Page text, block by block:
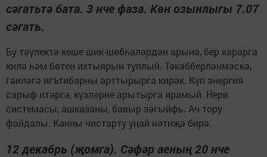
сәгатьтә бата. 3 нче фаза. Көн озынлыгы 7.07
сәгать.
Бу тәүлектә кеше шик-шөбһәләрдән арына, бер карарга
килә һәм бөтен ихтыярын туплый. Тәкәбберләнмәскә,
гаиләгә игътибарны арттырырга кирәк. Күп энергия
сарыф итәргә, күзләрне арытырга ярамый. Нерв
системасы, ашказаны, бавыр зәгыйфь. Ач тору
файдалы. Канны чистарту уңай нәтиҗә бирә.
12 декабрь (җомга). Сәфәр аеның 20 нче